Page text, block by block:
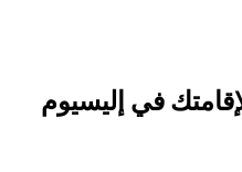
في إليسيوم